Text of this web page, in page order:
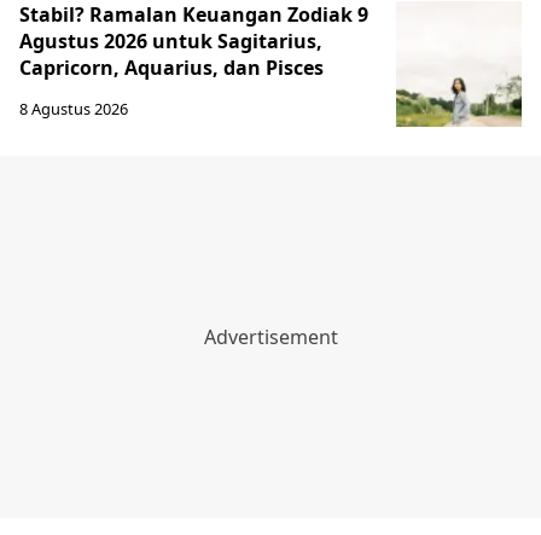
Stabil? Ramalan Keuangan Zodiak 9
Agustus 2026 untuk Sagitarius,
Capricorn, Aquarius, dan Pisces
8 Agustus 2026